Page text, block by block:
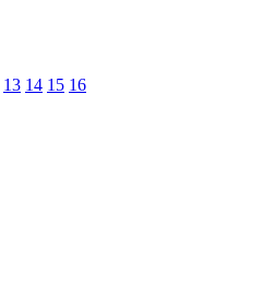
13 14 15 16